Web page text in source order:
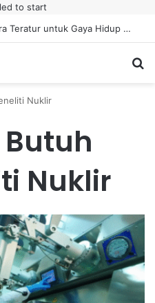
to start
Atur Waktu Minum Air Secara Teratur untuk Gaya Hidup Sehat Sepanjang Hari
Nuklir
Nuklir